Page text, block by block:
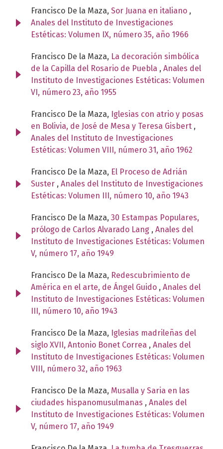
Francisco De la Maza, Sor Juana en italiano ,
Anales del Instituto de Investigaciones
Estéticas: Volumen IX, número 35, año 1966
Francisco De la Maza, La decoración simbólica
de la Capilla del Rosario de Puebla , Anales del
Instituto de Investigaciones Estéticas: Volumen
VI, número 23, año 1955
Francisco De la Maza, Iglesias con atrio y posas
en Bolivia, de José de Mesa y Teresa Gisbert ,
Anales del Instituto de Investigaciones
Estéticas: Volumen VIII, número 31, año 1962
Francisco De la Maza, El Proceso de Adrián
Suster , Anales del Instituto de Investigaciones
Estéticas: Volumen III, número 10, año 1943
Francisco De la Maza, 30 Estampas Populares,
prólogo de Carlos Alvarado Lang , Anales del
Instituto de Investigaciones Estéticas: Volumen
V, número 17, año 1949
Francisco De la Maza, Redescubrimiento de
América en el arte, de Ángel Guido , Anales del
Instituto de Investigaciones Estéticas: Volumen
III, número 10, año 1943
Francisco De la Maza, Iglesias madrileñas del
siglo XVII, Antonio Bonet Correa , Anales del
Instituto de Investigaciones Estéticas: Volumen
VIII, número 32, año 1963
Francisco De la Maza, Musalla y Saria en las
ciudades hispanomusulmanas , Anales del
Instituto de Investigaciones Estéticas: Volumen
V, número 17, año 1949